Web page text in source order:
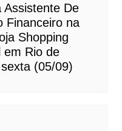
Assistente De
Financeiro na
Shopping
em Rio de
(05/09)